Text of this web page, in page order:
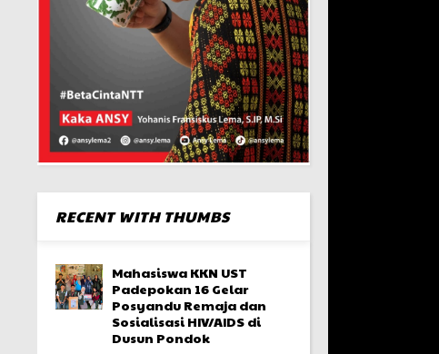
RECENT WITH THUMBS
Mahasiswa KKN UST
Padepokan 16 Gelar
Posyandu Remaja dan
Sosialisasi HIV/AIDS di
Dusun Pondok